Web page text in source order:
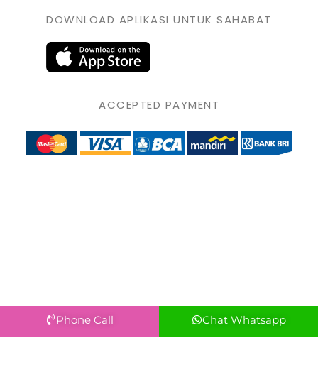
DOWNLOAD APLIKASI UNTUK SAHABAT
ACCEPTED PAYMENT
Phone Call Chat Whatsapp